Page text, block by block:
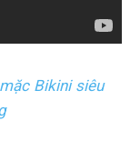
Bikini siêu